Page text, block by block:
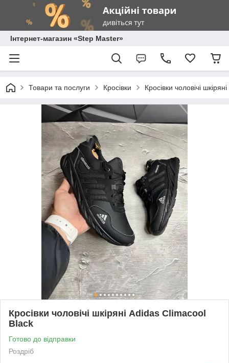
Інтернет-магазин «Step Master»
Товари та послуги Кросівки Кросівки чоловічі
Кросівки чоловічі шкіряні Adidas Climacool
Black
Готово до відправки
Роздріб